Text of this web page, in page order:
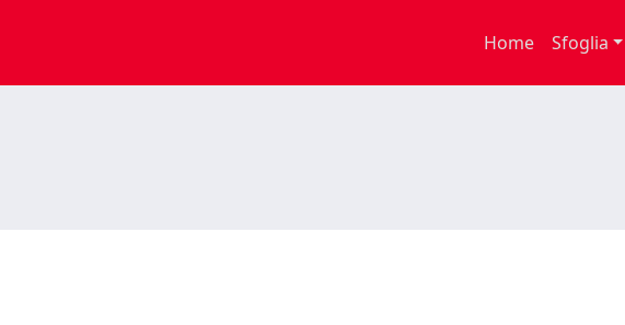
Home Sfoglia